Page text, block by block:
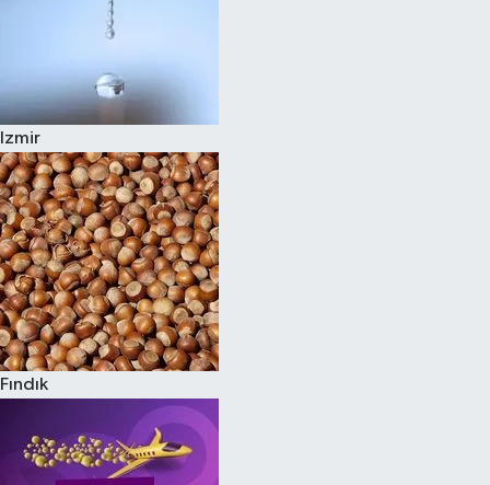
Izmir
Fındık